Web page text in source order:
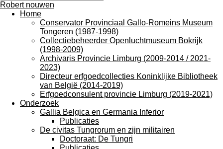
Robert nouwen
Home
Conservator Provinciaal Gallo-Romeins Museum
Tongeren (1987-1998)
Collectiebeheerder Openluchtmuseum Bokrijk
(1998-2009)
Archivaris Provincie Limburg (2009-2014 / 2021-
2023)
Directeur erfgoedcollecties Koninklijke Bibliotheek
van België (2014-2019)
Erfgoedconsulent provincie Limburg (2019-2021)
Onderzoek
Gallia Belgica en Germania Inferior
Publicaties
De civitas Tungrorum en zijn militairen
Doctoraat: De Tungri